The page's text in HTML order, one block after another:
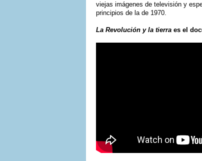
viejas imágenes de televisión y
principios de la de 1970.
La Revolución y la tierra es el